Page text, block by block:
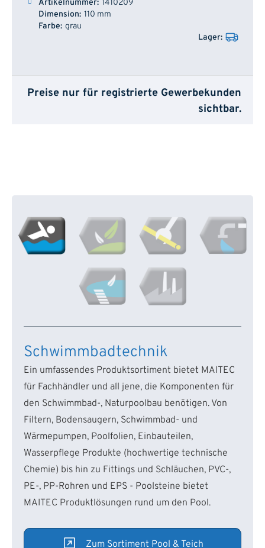
1410209
110 mm
grau
Preise nur für registrierte Gewerbekunden
sichtbar.
Schwimmbadtechnik
Ein umfassendes Produktsortiment bietet MAITEC
für Fachhändler und all jene, die Komponenten für
den Schwimmbad-, Naturpoolbau benötigen. Von
Filtern, Bodensaugern, Schwimmbad- und
Wärmepumpen, Poolfolien, Einbauteilen,
Wasserpflege Produkte (hochwertige technische
Chemie) bis hin zu Fittings und Schläuchen, PVC-,
PE-, PP-Rohren und EPS - Poolsteine bietet
MAITEC Produktlösungen rund um den Pool.
Zum Sortiment Pool & Teich